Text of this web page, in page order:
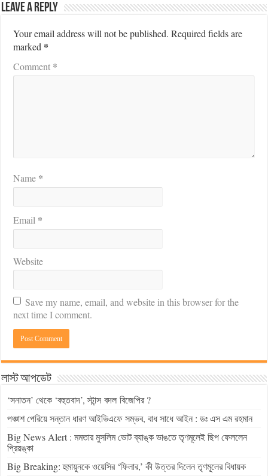
Leave a Reply
Your email address will not be published. Required fields are
marked *
Comment *
Name *
Email *
Website
Save my name, email, and website in this browser for the
next time I comment.
লাস্ট আপডেট
‘সনাতন’ থেকে ‘বহুতবাদ’, স্টান্স বদল বিজেপির ?
পঞ্চাশ পেরিয়ে সন্তান ধারণ আইভিএফে সম্ভব, বাধ সাধে আইন : ডঃ এস এম রহমান
Big News Alert : মমতার মুসলিম ভোট ব্যাঙ্ক ভাঙতে তৃণমূলেই ছিপ ফেললেন
প্রিয়ঙ্কা
Big Breaking: হুমায়ুনকে ওয়েসির ‘ফিলার,’ কী উত্তর দিলেন তৃণমূলের বিধায়ক